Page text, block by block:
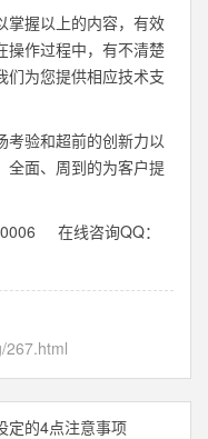
掌握以上的内容，有效
操作过程中，有不清楚
们为您提供相应技术支
考验和超前的创新力以
全面、周到的为客户提
在线咨询QQ：
267.html
定的4点注意事项